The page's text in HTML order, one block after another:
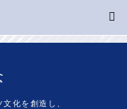
化を創造し、